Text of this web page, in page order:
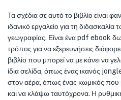
Τα σχέδια σε αυτό το βιβλίο είναι
ιδανικό εργαλείο για τη διδασκαλία
γεωγραφίας. Είναι ένα pdf ebook
τρόπος για να εξερευνήσεις
βιβλίο που μπορεί να με κάνει να
ίδια σελίδα, όπως ένας ικανός
στον αέρα, όπως ένας κωμικός που
και να κλάψω ταυτόχρονα. Η